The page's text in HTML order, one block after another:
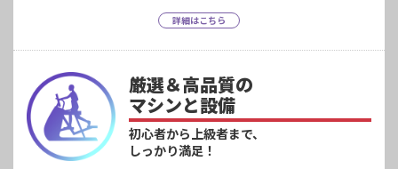
詳細はこちら
厳選＆高品質の
マシンと設備
初心者から上級者まで、
しっかり満足！